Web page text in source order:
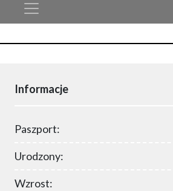
Informacje
Paszport:
Urodzony:
Wzrost: